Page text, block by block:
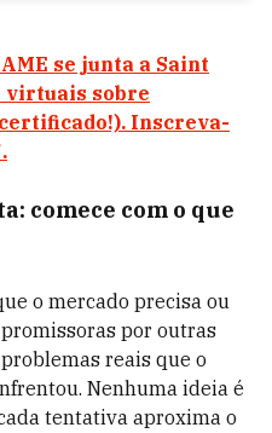
se junta a Saint
virtuais sobre
Inscreva-
comece com o que
o mercado precisa ou
por outras
reais que o
Nenhuma ideia é
tentativa aproxima o